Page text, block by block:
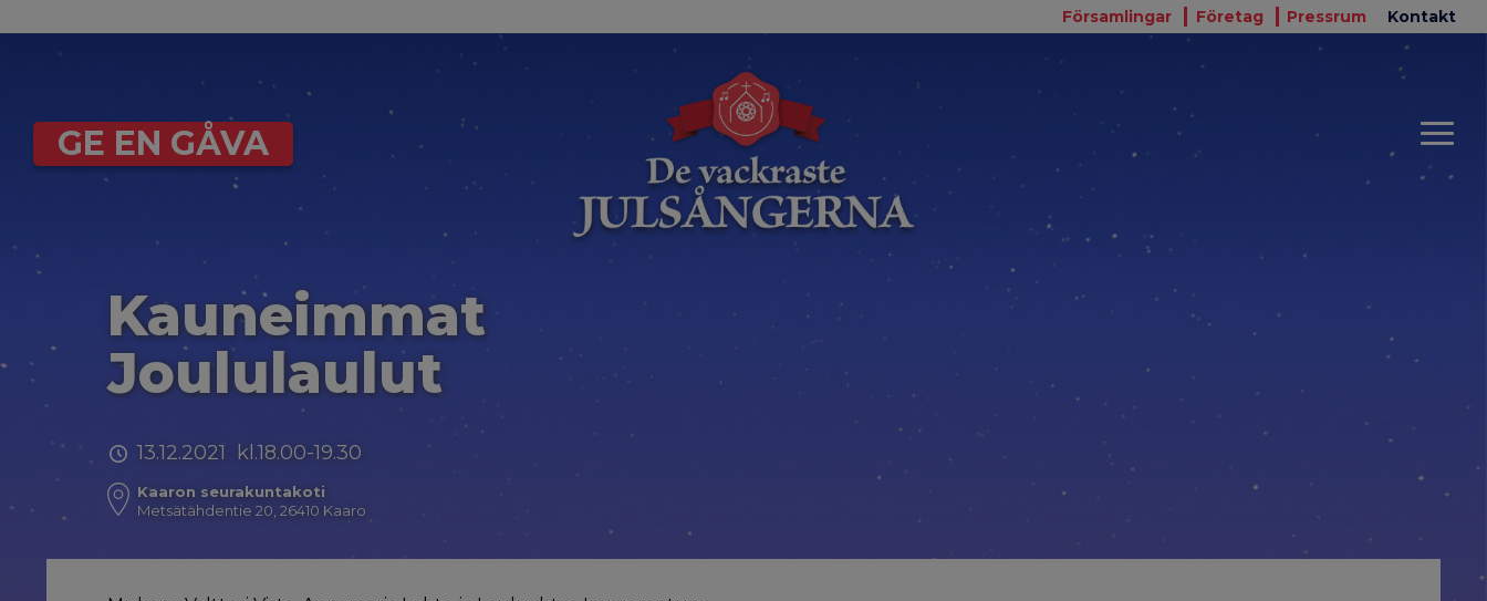
Församlingar Företag Pressrum Kontakt
GE EN GÅVA
Kauneimmat
Joululaulut
13.12.2021 kl.18.00-19.30
Kaaron seurakuntakoti
Metsätähdentie 20, 26410 Kaaro